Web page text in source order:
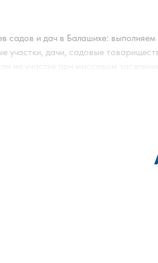
садов и дач в Балашихе:
участки, дачи, садовые
на участке при массовом
ожиданию и повторным
инсектициды 3–4 класса
гарантия фиксируется по